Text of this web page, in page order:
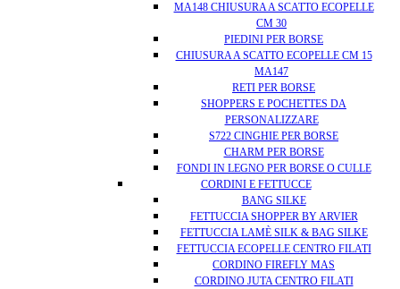
MA148 CHIUSURA A SCATTO ECOPELLE
CM 30
PIEDINI PER BORSE
CHIUSURA A SCATTO ECOPELLE CM 15
MA147
RETI PER BORSE
SHOPPERS E POCHETTES DA
PERSONALIZZARE
S722 CINGHIE PER BORSE
CHARM PER BORSE
FONDI IN LEGNO PER BORSE O CULLE
CORDINI E FETTUCCE
BANG SILKE
FETTUCCIA SHOPPER BY ARVIER
FETTUCCIA LAMÈ SILK & BAG SILKE
FETTUCCIA ECOPELLE CENTRO FILATI
CORDINO FIREFLY MAS
CORDINO JUTA CENTRO FILATI